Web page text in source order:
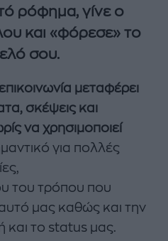
ρόφημα, γίνε ο
και «φόρεσε» το
σου.
μεταφέρει
σκέψεις και
να χρησιμοποιεί
για πολλές
του τρόπου που
μας καθώς και την
και το status μας.